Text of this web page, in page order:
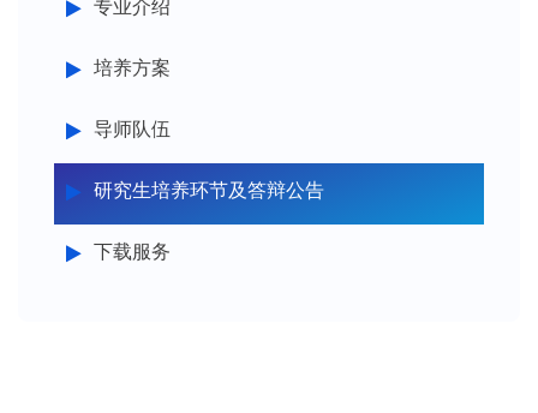
专业介绍
培养方案
导师队伍
研究生培养环节及答辩公告
下载服务